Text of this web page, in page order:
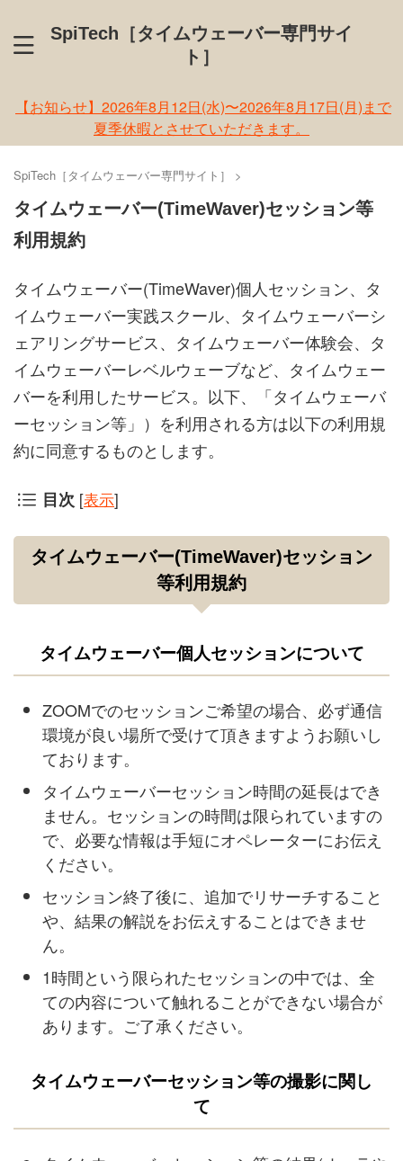
SpiTech［タイムウェーバー専門サイ
ト］
【お知らせ】2026年8月12日(水)〜2026年8月17日(月)まで
夏季休暇とさせていただきます。
SpiTech［タイムウェーバー専門サイト］ >
タイムウェーバー(TimeWaver)セッション等
利用規約
タイムウェーバー(TimeWaver)個人セッション、タ
イムウェーバー実践スクール、タイムウェーバーシ
ェアリングサービス、タイムウェーバー体験会、タ
イムウェーバーレベルウェーブなど、タイムウェー
バーを利用したサービス。以下、「タイムウェーバ
ーセッション等」）を利用される方は以下の利用規
約に同意するものとします。
目次 [表示]
タイムウェーバー(TimeWaver)セッション
等利用規約
タイムウェーバー個人セッションについて
ZOOMでのセッションご希望の場合、必ず通信
環境が良い場所で受けて頂きますようお願いし
ております。
タイムウェーバーセッション時間の延長はでき
ません。セッションの時間は限られていますの
で、必要な情報は手短にオペレーターにお伝え
ください。
セッション終了後に、追加でリサーチすること
や、結果の解説をお伝えすることはできませ
ん。
1時間という限られたセッションの中では、全
ての内容について触れることができない場合が
あります。ご了承ください。
タイムウェーバーセッション等の撮影に関し
て